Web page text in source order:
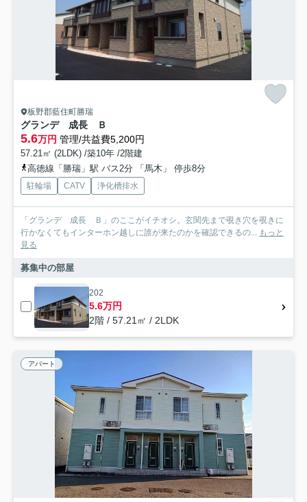
板野郡藍住町勝瑞
グランデ 成長 Ｂ
5.6万円 管理/共益費5,200円
57.21㎡ (2LDK) /築10年 /2階建
高徳線「勝瑞」駅 バス2分 「馬木」 停歩8分
駐輪場 CATV 浄化槽排水
「グランデ 成長 Ｂ」のここがイチオシ。玄関先まで覗き穴を覗きに
行かなくてもインターホン越しに誰が来たのかを確認できるの...
もっと
見る
募集中の部屋
202
5.6万円
2階 / 57.21㎡ / 2LDK
アパート